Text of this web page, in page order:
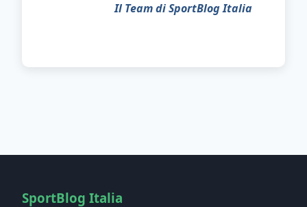
Il Team di SportBlog Italia
SportBlog Italia